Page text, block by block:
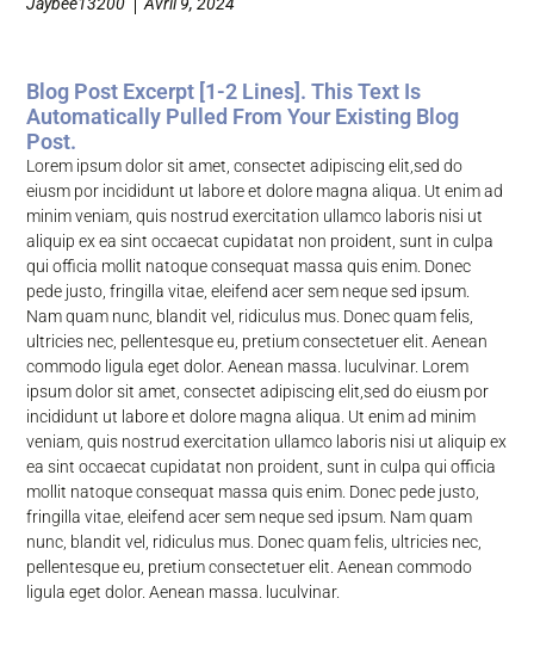
Blog Post Excerpt [1-2 Lines]. This Text Is
Automatically Pulled From Your Existing Blog
Post.
Lorem ipsum dolor sit amet, consectet adipiscing elit,sed do
eiusm por incididunt ut labore et dolore magna aliqua. Ut enim ad
minim veniam, quis nostrud exercitation ullamco laboris nisi ut
aliquip ex ea sint occaecat cupidatat non proident, sunt in culpa
qui officia mollit natoque consequat massa quis enim. Donec
pede justo, fringilla vitae, eleifend acer sem neque sed ipsum.
Nam quam nunc, blandit vel, ridiculus mus. Donec quam felis,
ultricies nec, pellentesque eu, pretium consectetuer elit. Aenean
commodo ligula eget dolor. Aenean massa. luculvinar. Lorem
ipsum dolor sit amet, consectet adipiscing elit,sed do eiusm por
incididunt ut labore et dolore magna aliqua. Ut enim ad minim
veniam, quis nostrud exercitation ullamco laboris nisi ut aliquip ex
ea sint occaecat cupidatat non proident, sunt in culpa qui officia
mollit natoque consequat massa quis enim. Donec pede justo,
fringilla vitae, eleifend acer sem neque sed ipsum. Nam quam
nunc, blandit vel, ridiculus mus. Donec quam felis, ultricies nec,
pellentesque eu, pretium consectetuer elit. Aenean commodo
ligula eget dolor. Aenean massa. luculvinar.